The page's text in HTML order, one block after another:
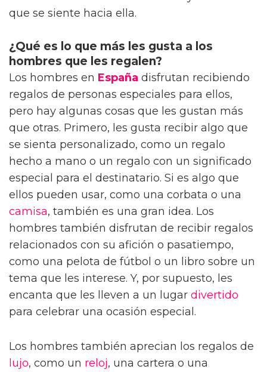
que se siente hacia ella.
¿Qué es lo que más les gusta a los
hombres que les regalen?
Los hombres en España disfrutan recibiendo
regalos de personas especiales para ellos,
pero hay algunas cosas que les gustan más
que otras. Primero, les gusta recibir algo que
se sienta personalizado, como un regalo
hecho a mano o un regalo con un significado
especial para el destinatario. Si es algo que
ellos pueden usar, como una corbata o una
camisa, también es una gran idea. Los
hombres también disfrutan de recibir regalos
relacionados con su afición o pasatiempo,
como una pelota de fútbol o un libro sobre un
tema que les interese. Y, por supuesto, les
encanta que les lleven a un lugar divertido
para celebrar una ocasión especial.
Los hombres también aprecian los regalos de
lujo, como un reloj, una cartera o una